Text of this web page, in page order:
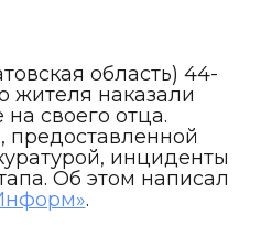
область) 44-
жителя наказали
своего отца.
инциденты
Об этом написал
.